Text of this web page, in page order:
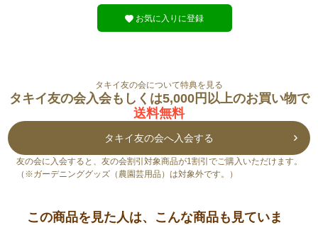
お気に入りに登録
タキイ友の会について特典を見る
タキイ友の会入会もしくは5,000円以上のお買い物で
送料無料
タキイ友の会へ入会する
友の会に入会すると、友の会割引対象商品が1割引でご購入いただけます。
（※ガーデニンググッズ（農園芸用品）は対象外です。）
この商品を見た人は、こんな商品も見ていま